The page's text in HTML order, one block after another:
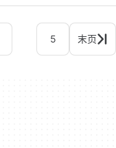
5 末页